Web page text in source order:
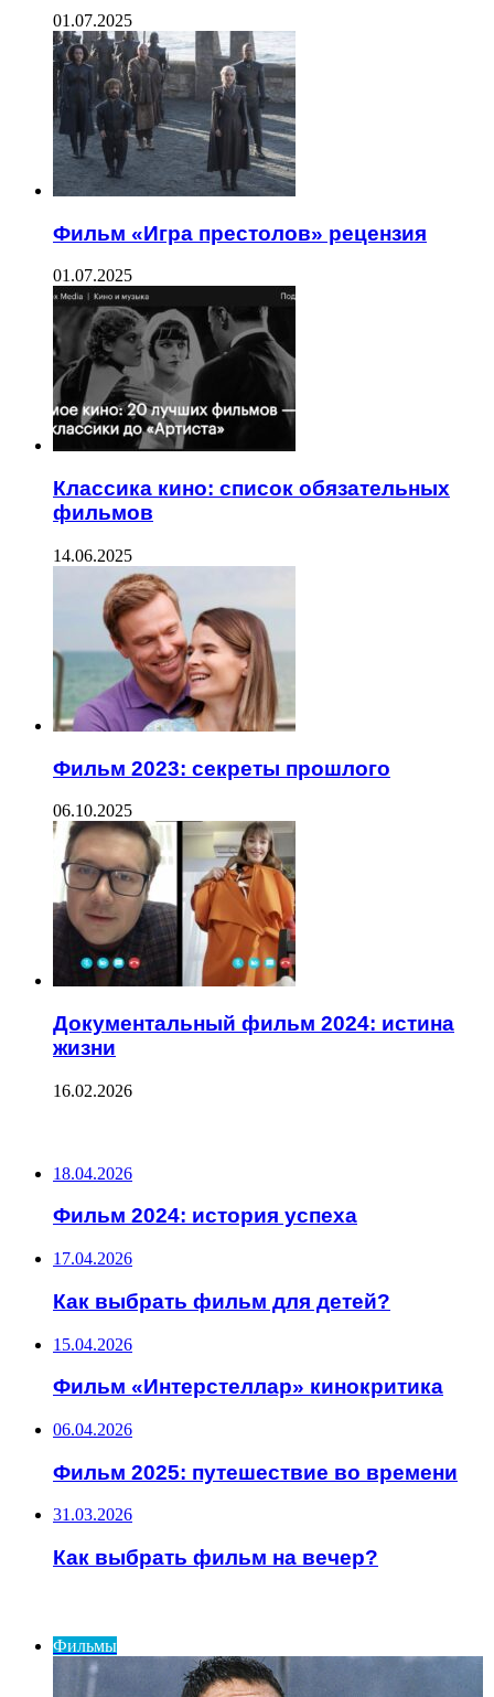
01.07.2025
Фильм «Игра престолов» рецензия
01.07.2025
Классика кино: список обязательных
фильмов
14.06.2025
Фильм 2023: секреты прошлого
06.10.2025
Документальный фильм 2024: истина
жизни
16.02.2026
18.04.2026
Фильм 2024: история успеха
17.04.2026
Как выбрать фильм для детей?
15.04.2026
Фильм «Интерстеллар» кинокритика
06.04.2026
Фильм 2025: путешествие во времени
31.03.2026
Как выбрать фильм на вечер?
Фильмы